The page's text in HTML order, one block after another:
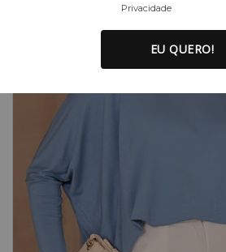
Privacidade
EU QUERO!